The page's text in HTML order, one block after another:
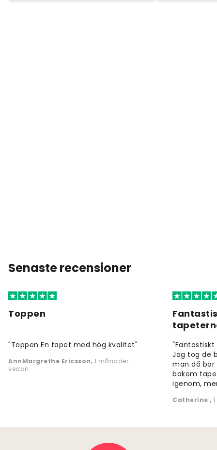
Senaste recensioner
Toppen
"Toppen En tapet med hög kvalitet"
AnnMargrethe Ericsson, 1 månader
sedan
Jag tog de
man då bör
bakom
igenom,
Catherine,